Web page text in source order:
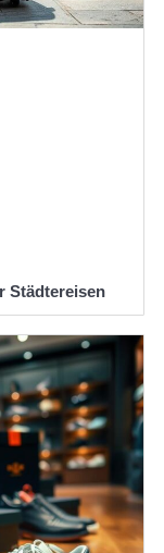
Städtereisen